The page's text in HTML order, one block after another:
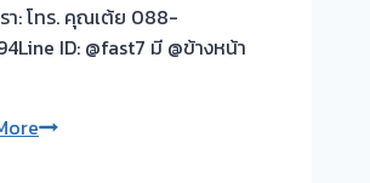
า: โทร. คุณเต้ย 088-
ID: @fast7 มี @ข้างหน้า
รับ